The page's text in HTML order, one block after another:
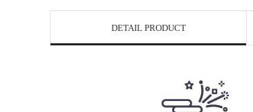
DETAIL PRODUCT